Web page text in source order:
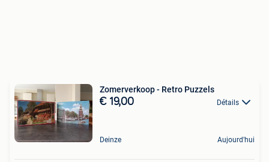
Zomerverkoop - Retro Puzzels
€ 19,00 Détails
Deinze Aujourd'hui